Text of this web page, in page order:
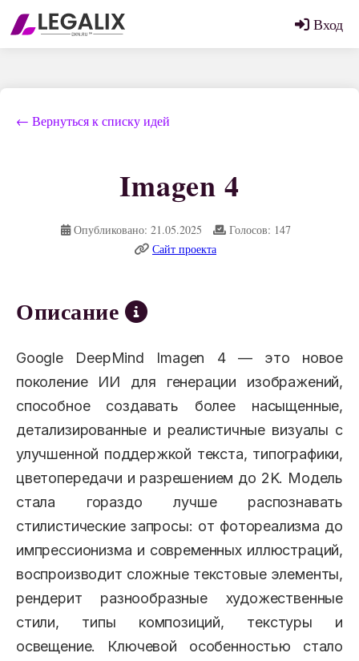
Вход
← Вернуться к списку идей
Imagen 4
Опубликовано: 21.05.2025
Голосов: 147
Сайт проекта
Описание
Google DeepMind Imagen 4 — это новое
поколение ИИ для генерации изображений,
способное создавать более насыщенные,
детализированные и реалистичные визуалы с
улучшенной поддержкой текста, типографики,
цветопередачи и разрешением до 2K. Модель
стала гораздо лучше распознавать
стилистические запросы: от фотореализма до
импрессионизма и современных иллюстраций,
воспроизводит сложные текстовые элементы,
рендерит разнообразные художественные
стили, типы композиций, текстуры и
освещение. Ключевой особенностью стало